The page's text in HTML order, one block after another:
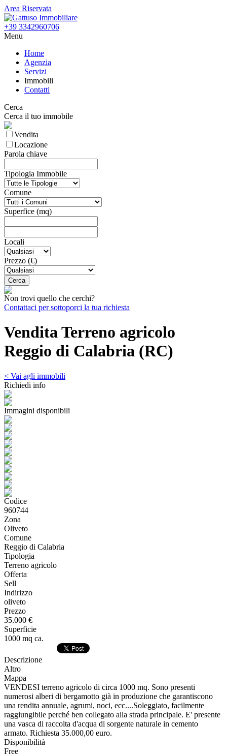
Area Riservata
+39 3342960706
Menu
Home
Agenzia
Servizi
Immobili
Contatti
Cerca
Cerca il tuo immobile
Vendita
Locazione
Parola chiave
Tipologia Immobile
Comune
Superfice (mq)
Locali
Prezzo (€)
Non trovi quello che cerchi?
Contattaci per sottoporci la tua richiesta
Vendita Terreno agricolo
Reggio di Calabria (RC)
< Vai agli immobili
Richiedi info
Immagini disponibili
Codice
960744
Zona
Oliveto
Comune
Reggio di Calabria
Tipologia
Terreno agricolo
Offerta
Sell
Indirizzo
oliveto
Prezzo
35.000 €
Superficie
1000 mq ca.
Descrizione
Altro
Mappa
VENDESI terreno agricolo di circa 1000 mq. Sono presenti
numerosi alberi di bergamotto già in produzione che garantiscono
una rendita annuale, agrumi, noci, ecc....Soleggiato, facilmente
raggiungibile perché ben collegato alla strada principale. E' presente
una vasca di raccolta d'acqua di sorgente naturale in cemento
armato. Richiesta 35.000,00 euro.
Disponibilità
Free